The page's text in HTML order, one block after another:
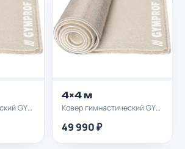
Ковер гимнастический GYMPROF 2х4м
4×4 м
Ковер гимнастический GYMPROF 4х4м
49 990 ₽